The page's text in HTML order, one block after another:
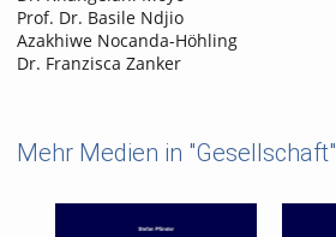
Prof. Dr. Basile Ndjio
Azakhiwe Nocanda-Höhling
Dr. Franzisca Zanker
Mehr Medien in "Gesellschaft"